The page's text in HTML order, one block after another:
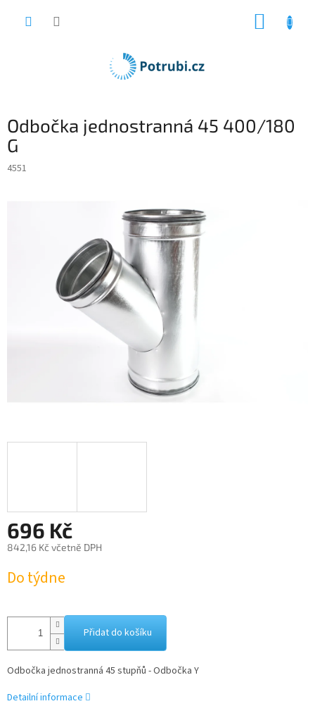
Odbočka jednostranná 45 400/180
G
4551
696 Kč
842,16 Kč včetně DPH
cena:
Do týdne
Přidat do košíku
Odbočka jednostranná 45 stupňů - Odbočka Y
Detailní informace